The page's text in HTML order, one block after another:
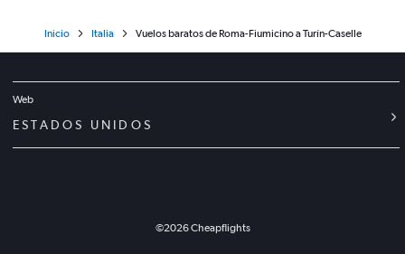
Inicio Italia Vuelos baratos de Roma-Fiumicino a Turín-Caselle
Web
ESTADOS UNIDOS
©2026Cheapflights